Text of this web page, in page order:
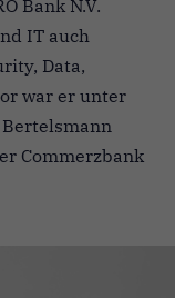
Bank N.V.
IT auch
Data,
war er unter
Commerzbank